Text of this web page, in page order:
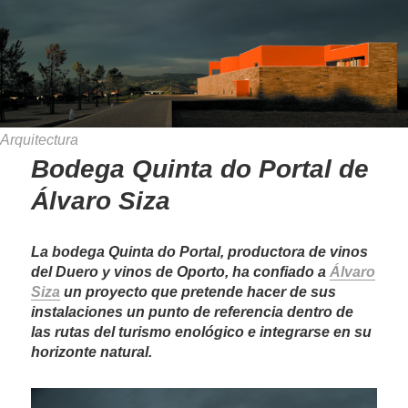
Arquitectura
Bodega Quinta do Portal de
Álvaro Siza
La bodega Quinta do Portal, productora de vinos
del Duero y vinos de Oporto, ha confiado aÁlvaro
Siza un proyecto que pretende hacer de sus
instalaciones un punto de referencia dentro de
las rutas del turismo enológico e integrarse en su
horizonte natural.